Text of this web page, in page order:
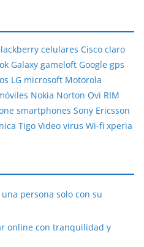
celulares Cisco claro
Galaxy gameloft Google gps
LG microsoft Motorola
Nokia Norton Ovi RIM
smartphones Sony Ericsson
Tigo Video virus Wi-fi xperia
persona solo con su
online con tranquilidad y